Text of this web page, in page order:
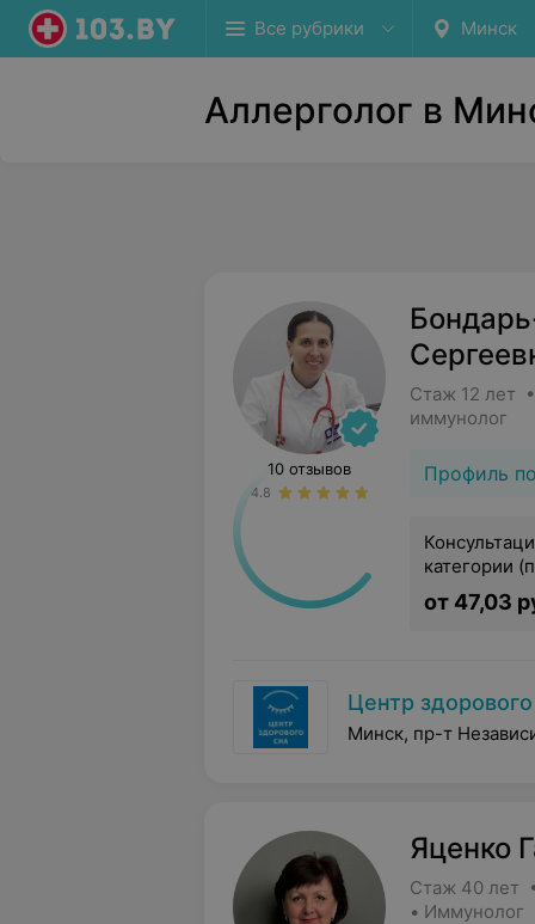
Все рубрики Минск
Аллерголог в
Стаж 12 лет
иммунолог
Профиль
10 отзывов
4.8
категории
от 47,03
Центр
Минск, пр-т
Яценко
Стаж 40 лет
• Иммунолог